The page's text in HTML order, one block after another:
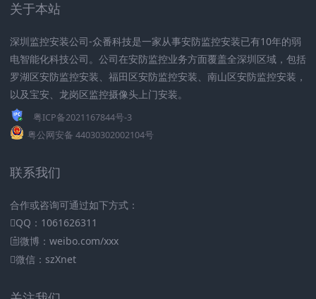
关于本站
深圳监控安装公司-众番科技是一家从事安防监控安装已有10年的弱
电智能化科技公司。公司在安防监控业务方面覆盖全深圳区域，包括
罗湖区安防监控安装、福田区安防监控安装、南山区安防监控安装，
以及宝安、龙岗区监控摄像头上门安装。
粤ICP备2021167844号-3
粤公网安备 44030302002104号
联系我们
合作或咨询可通过如下方式：
QQ：1061626311
微博：weibo.com/xxx
微信：szXnet